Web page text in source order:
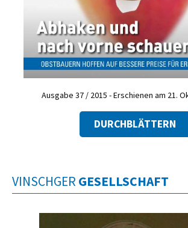
Ausgabe 37 / 2015 - Erschienen am 21.
DURCHBLÄTTERN
VINSCHGER GESELLSCHAFT